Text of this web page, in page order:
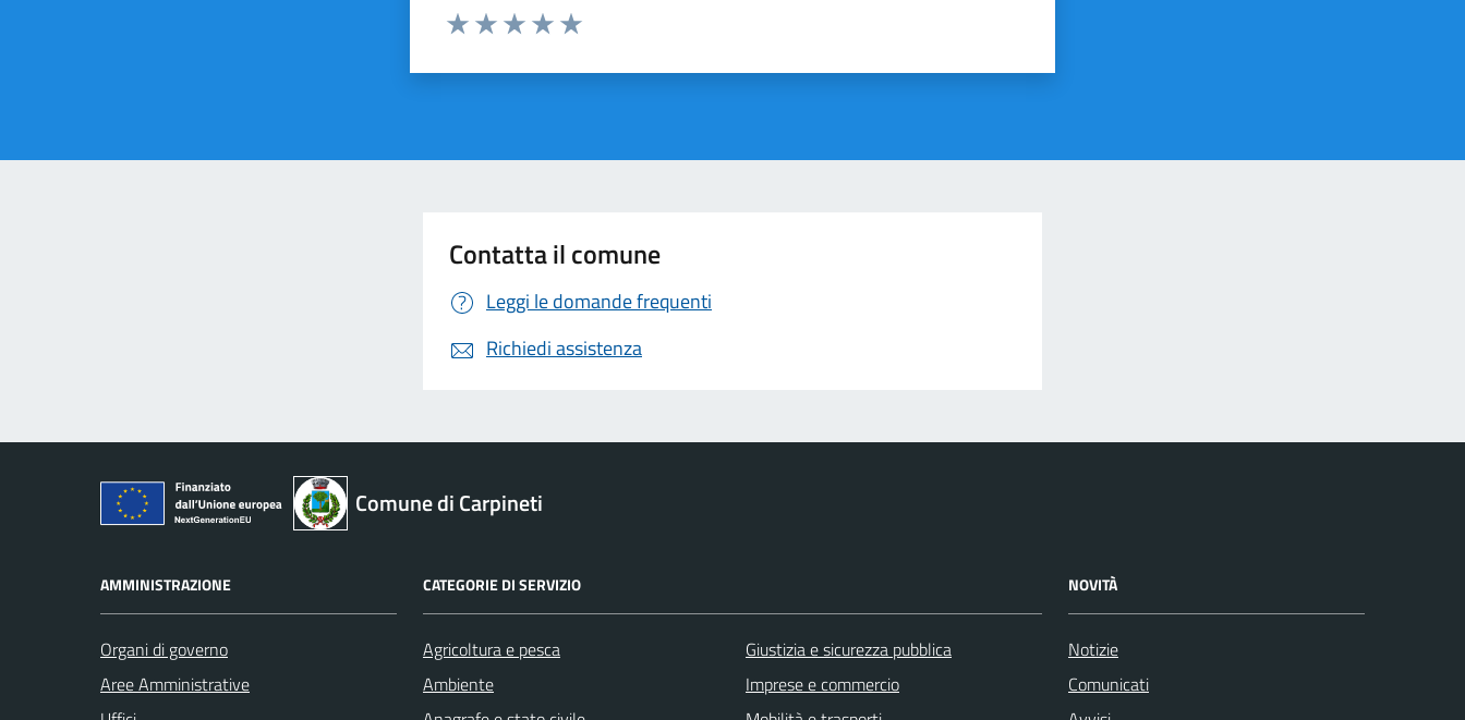
Contatta il comune
Leggi le domande frequenti
Richiedi assistenza
Comune di Carpineti
AMMINISTRAZIONE
Organi di governo
Aree Amministrative
CATEGORIE DI SERVIZIO
Agricoltura e pesca
Ambiente
Giustizia e sicurezza pubblica
Imprese e commercio
NOVITÀ
Notizie
Comunicati